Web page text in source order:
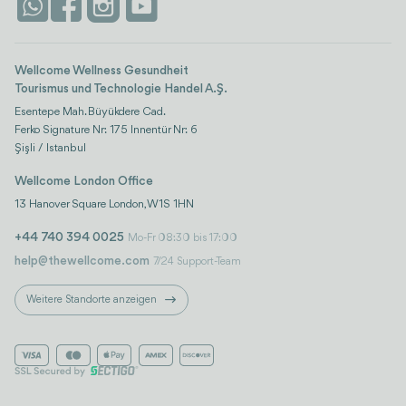
Bewertungen
Istanbul
Wellcome Wellness Gesundheit
Tourismus und Technologie Handel A.Ş.
Esentepe Mah. Büyükdere Cad.
Ferko Signature Nr: 175 Innentür Nr: 6
Şişli / Istanbul
Wellcome London Office
13 Hanover Square London, W1S 1HN
+44 740 394 0025 Mo-Fr 08:30 bis 17:00
help@thewellcome.com 7/24 Support-Team
Weitere Standorte anzeigen